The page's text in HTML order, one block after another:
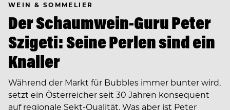
WEIN & SOMMELIER
Der Schaumwein-Guru Peter
Szigeti: Seine Perlen sind ein
Knaller
Während der Markt für Bubbles immer bunter wird,
setzt ein Österreicher seit 30 Jahren konsequent
auf regionale Sekt-Qualität. Was aber ist Peter